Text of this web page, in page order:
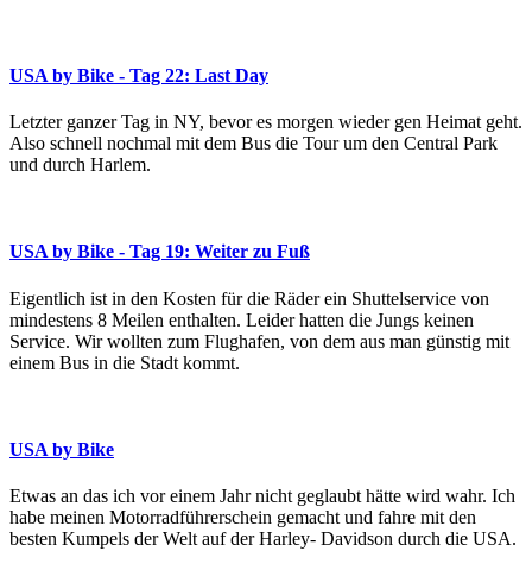
USA by Bike - Tag 22: Last Day
Letzter ganzer Tag in NY, bevor es morgen wieder gen Heimat geht.
Also schnell nochmal mit dem Bus die Tour um den Central Park
und durch Harlem.
USA by Bike - Tag 19: Weiter zu Fuß
Eigentlich ist in den Kosten für die Räder ein Shuttelservice von
mindestens 8 Meilen enthalten. Leider hatten die Jungs keinen
Service. Wir wollten zum Flughafen, von dem aus man günstig mit
einem Bus in die Stadt kommt.
USA by Bike
Etwas an das ich vor einem Jahr nicht geglaubt hätte wird wahr. Ich
habe meinen Motorradführerschein gemacht und fahre mit den
besten Kumpels der Welt auf der Harley- Davidson durch die USA.